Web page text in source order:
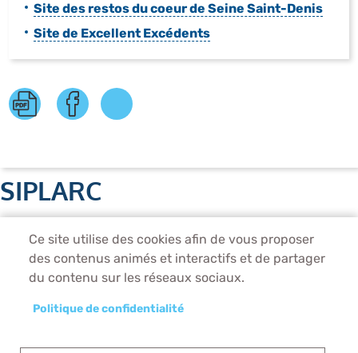
Site des restos du coeur de Seine Saint-Denis
Site de Excellent Excédents
Ce site utilise des cookies afin de vous proposer
des contenus animés et interactifs et de partager
du contenu sur les réseaux sociaux.
Politique de confidentialité
SIPLARC
1 rue Saint-Just, 93130 Noisy-le-Sec
Tél. 01 56 27 02 39
Direction Administrative
2, rue Saint-Just, 93130 Noisy-le-Sec
Tél. 01 41 83 20 41